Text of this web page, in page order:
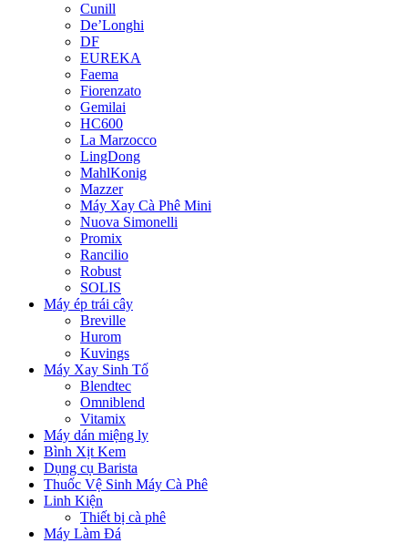
Cunill
De’Longhi
DF
EUREKA
Faema
Fiorenzato
Gemilai
HC600
La Marzocco
LingDong
MahlKonig
Mazzer
Máy Xay Cà Phê Mini
Nuova Simonelli
Promix
Rancilio
Robust
SOLIS
Máy ép trái cây
Breville
Hurom
Kuvings
Máy Xay Sinh Tố
Blendtec
Omniblend
Vitamix
Máy dán miệng ly
Bình Xịt Kem
Dụng cụ Barista
Thuốc Vệ Sinh Máy Cà Phê
Linh Kiện
Thiết bị cà phê
Máy Làm Đá